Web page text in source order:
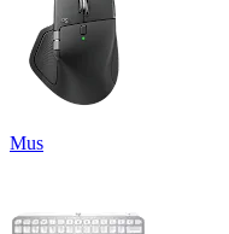
Mus